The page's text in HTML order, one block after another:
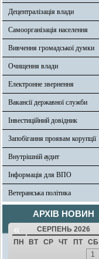
Децентралізація влади
Самоорганізація населення
Вивчення громадської думки
Очищення влади
Електронне звернення
Вакансії державної служби
Інвестиційний довідник
Запобігання проявам корупції
Внутрішній аудит
Інформація для ВПО
Ветеранська політика
АРХІВ НОВИН
« СЕРПЕНЬ 2026
ПН ВТ СР ЧТ ПТ СБ
1